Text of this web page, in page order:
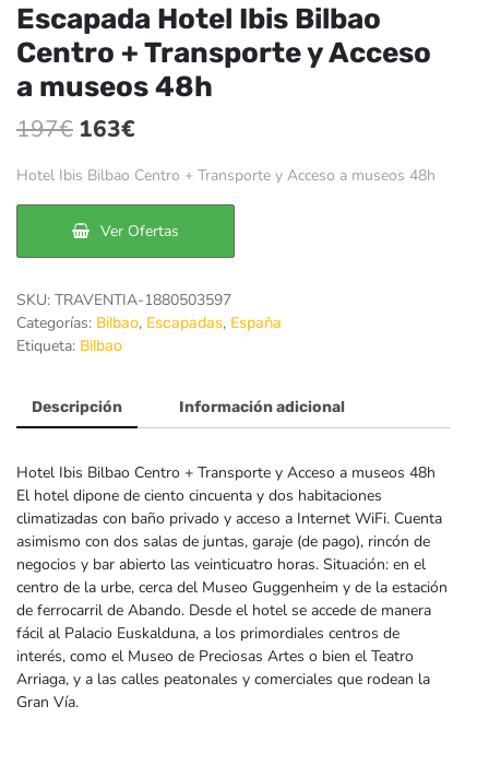
Escapada Hotel Ibis Bilbao
Centro + Transporte y Acceso
a museos 48h
197€ El
precio
era:
197€.
163€
precio
es:
163€.
Hotel Ibis Bilbao Centro + Transporte y Acceso a museos 48h
Ver Ofertas
SKU: TRAVENTIA-1880503597
Categorías: Bilbao, Escapadas, España
Etiqueta: Bilbao
Descripción Información adicional
Hotel Ibis Bilbao Centro + Transporte y Acceso a museos 48h
El hotel dipone de ciento cincuenta y dos habitaciones
climatizadas con baño privado y acceso a Internet WiFi. Cuenta
asimismo con dos salas de juntas, garaje (de pago), rincón de
negocios y bar abierto las veinticuatro horas. Situación: en el
centro de la urbe, cerca del Museo Guggenheim y de la estación
de ferrocarril de Abando. Desde el hotel se accede de manera
fácil al Palacio Euskalduna, a los primordiales centros de
interés, como el Museo de Preciosas Artes o bien el Teatro
Arriaga, y a las calles peatonales y comerciales que rodean la
Gran Vía.